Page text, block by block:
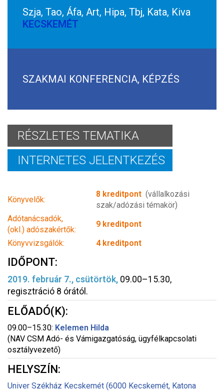
Szja, Tao, Áfa, Art, Hipa, Tbj, Kata, Kiva
KECSKEMÉT
SZAKMAI KONFERENCIA, KÉPZÉS
RÉSZLETES TEMATIKA
INTERNETES JELENTKEZÉS
Könyvelők:
8 kreditpont (vállalkozási
szak/adózási témakör)
Adótanácsadók,
(okl.) adószakértők:
9 kreditpont
Könyvvizsgálók:
4 kreditpont
IDŐPONT:
2019. február 7., csütörtök, 09.00–15.30,
regisztráció 8 órától.
ELŐADÓ(K):
09.00–15.30: Kelemen Hilda
(NAV CSM Adó- és Vámigazgatóság, ügyfélkapcsolati
osztályvezető)
HELYSZÍN:
Univer Székház Kecskemét (6000 Kecskemét, Katona